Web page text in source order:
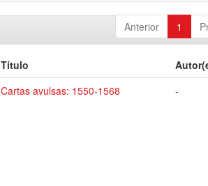
Anterior 1
Título
Cartas avulsas: 1550-1568 -